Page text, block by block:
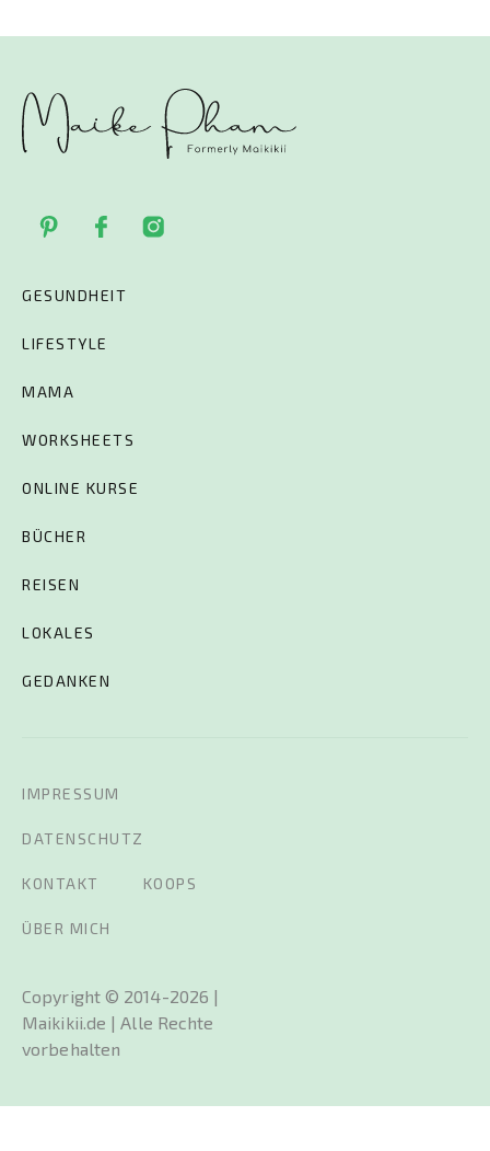
GESUNDHEIT
LIFESTYLE
MAMA
WORKSHEETS
ONLINE KURSE
BÜCHER
REISEN
LOKALES
GEDANKEN
Copyright © 2014-2026 |
Maikikii.de | Alle Rechte
vorbehalten
IMPRESSUM
DATENSCHUTZ
KONTAKT KOOPS
ÜBER MICH